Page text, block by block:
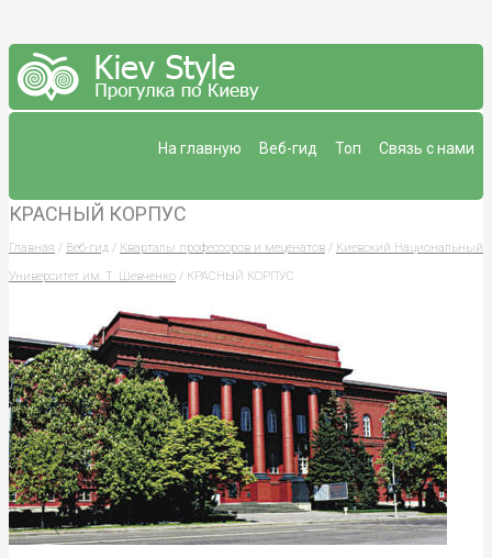
Связь с нами
Топ
Веб-гид
На главную
КРАСНЫЙ КОРПУС
Главная / Веб-гид / Кварталы профессоров и меценатов / Киевский Национальный
Университет им. Т. Шевченко / КРАСНЫЙ КОРПУС